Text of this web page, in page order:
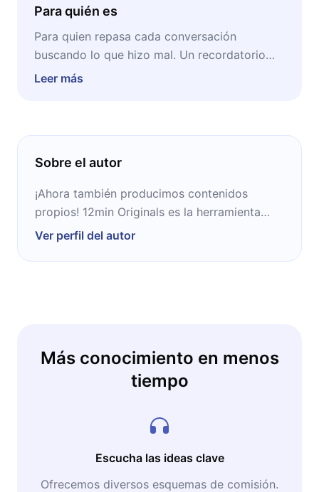
Para quién es
Para quien repasa cada conversación
buscando lo que hizo mal. Un recordatorio
amable, respaldado por la investigación, de
Leer más
Sobre el autor
¡Ahora también producimos contenidos
propios! 12min Originals es la herramienta
ideal para complementar tu crecimiento
Ver perfil del autor
Más conocimiento en menos
tiempo
Escucha las ideas clave
Ofrecemos diversos esquemas de comisión.